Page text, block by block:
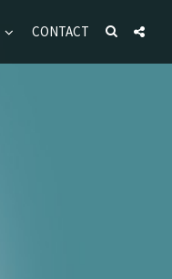
CONTACT